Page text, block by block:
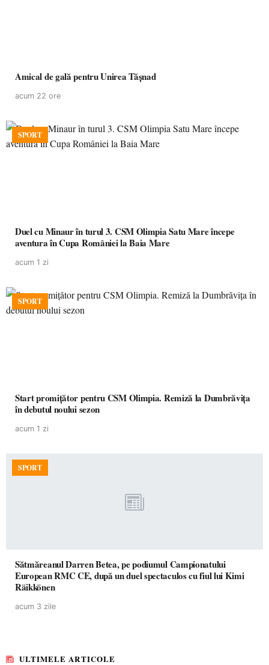
Amical de gală pentru Unirea Tășnad
acum 22 ore
SPORT
Duel cu Minaur în turul 3. CSM Olimpia Satu Mare începe
aventura în Cupa României la Baia Mare
acum 1 zi
SPORT
Start promițător pentru CSM Olimpia. Remiză la Dumbrăvița
în debutul noului sezon
acum 1 zi
SPORT
Sătmăreanul Darren Betea, pe podiumul Campionatului
European RMC CE, după un duel spectaculos cu fiul lui Kimi
Räikkönen
acum 3 zile
ULTIMELE ARTICOLE